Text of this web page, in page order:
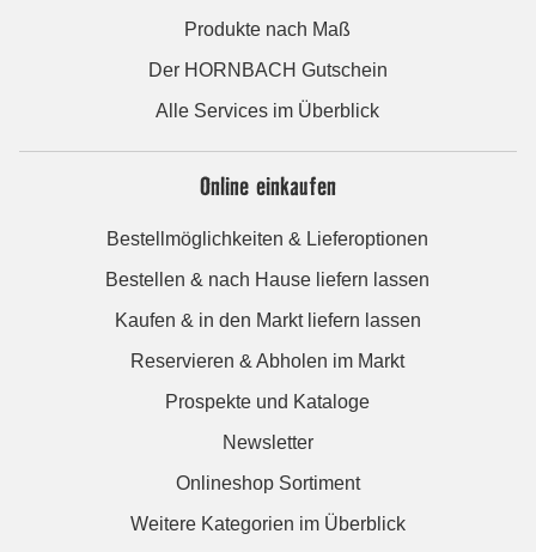
Produkte nach Maß
Der HORNBACH Gutschein
Alle Services im Überblick
Online einkaufen
Bestellmöglichkeiten & Lieferoptionen
Bestellen & nach Hause liefern lassen
Kaufen & in den Markt liefern lassen
Reservieren & Abholen im Markt
Prospekte und Kataloge
Newsletter
Onlineshop Sortiment
Weitere Kategorien im Überblick